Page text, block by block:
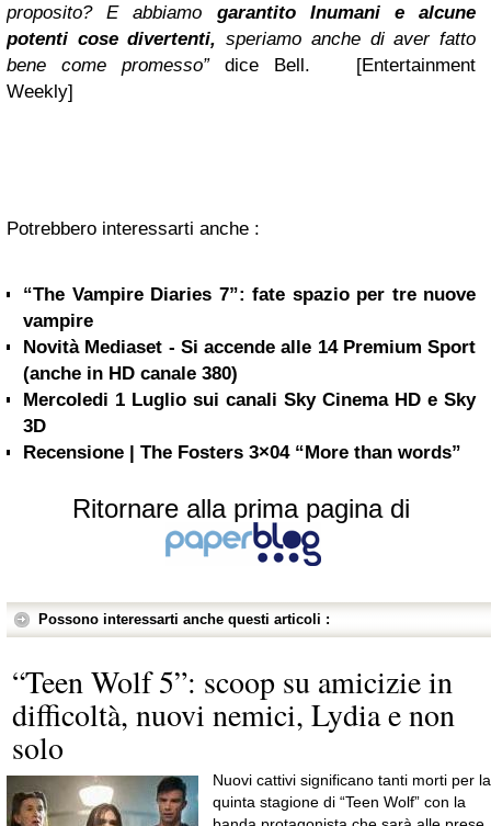
proposito? E abbiamo garantito Inumani e alcune
potenti cose divertenti,speriamo anche di aver fatto
bene come promesso” dice Bell. [Entertainment
Weekly]
Potrebbero interessarti anche :
“The Vampire Diaries 7”: fate spazio per tre nuove
vampire
Novità Mediaset - Si accende alle 14 Premium Sport
(anche in HD canale 380)
Mercoledi 1 Luglio sui canali Sky Cinema HD e Sky
3D
Recensione | The Fosters 3×04 “More than words”
Ritornare alla prima pagina di
Possono interessarti anche questi articoli :
“Teen Wolf 5”: scoop su amicizie in
difficoltà, nuovi nemici, Lydia e non
solo
Nuovi cattivi significano tanti morti per la
quinta stagione di “Teen Wolf” con la